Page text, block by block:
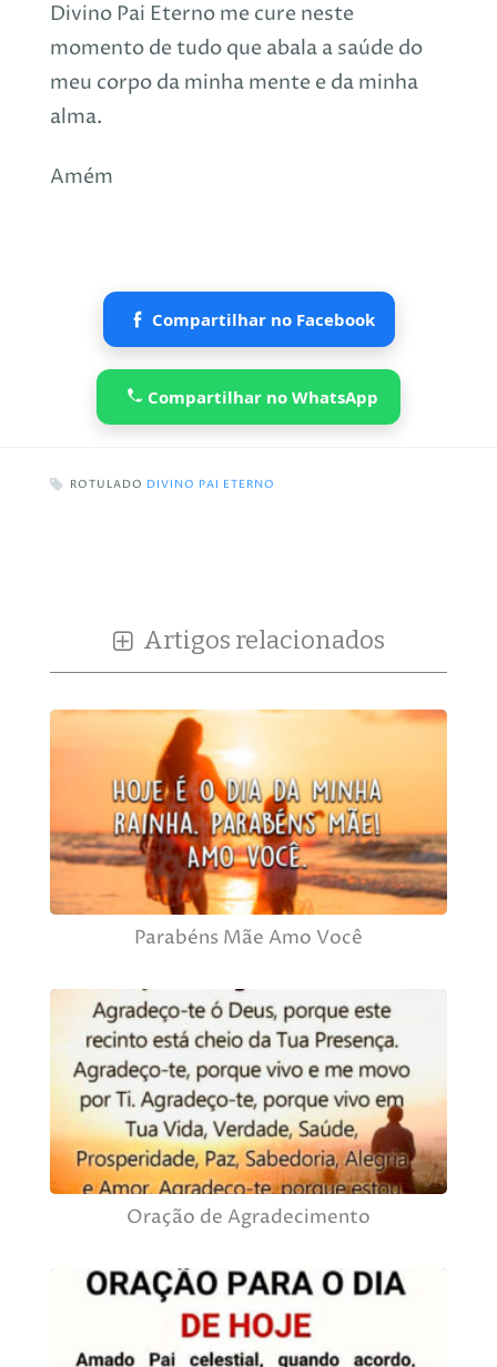
Divino Pai Eterno me cure neste
momento de tudo que abala a saúde do
meu corpo da minha mente e da minha
alma.
Amém
Compartilhar no Facebook
Compartilhar no WhatsApp
ROTULADO DIVINO PAI ETERNO
Artigos relacionados
Parabéns Mãe Amo Você
Oração de Agradecimento